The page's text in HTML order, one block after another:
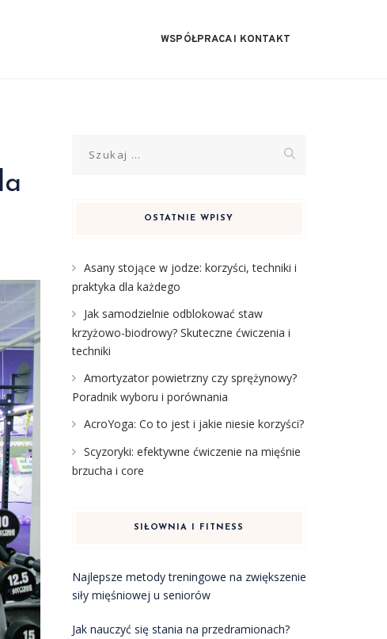
WSPÓŁPRACA I KONTAKT
OSTATNIE WPISY
Asany stojące w jodze: korzyści, techniki i
praktyka dla każdego
Jak samodzielnie odblokować staw
krzyżowo-biodrowy? Skuteczne ćwiczenia i
techniki
Amortyzator powietrzny czy sprężynowy?
Poradnik wyboru i porównania
AcroYoga: Co to jest i jakie niesie korzyści?
Scyzoryki: efektywne ćwiczenie na mięśnie
brzucha i core
SIŁOWNIA I FITNESS
Najlepsze metody treningowe na zwiększenie
siły mięśniowej u seniorów
Jak nauczyć się stania na przedramionach?